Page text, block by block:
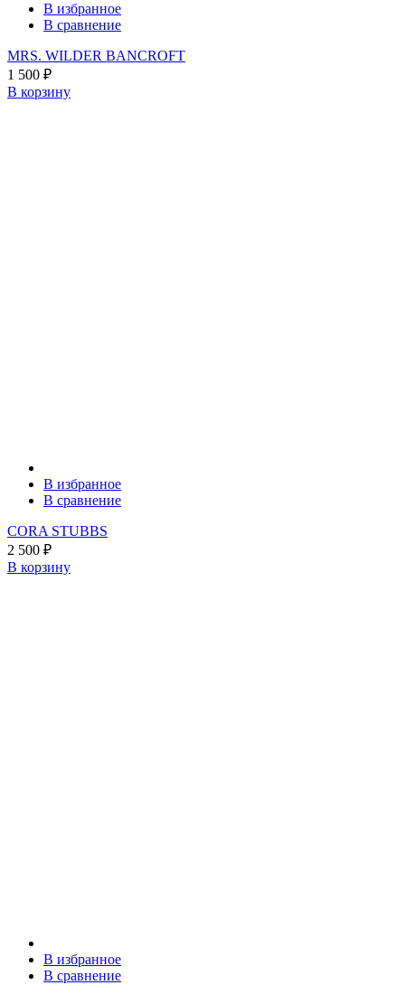
В избранное
В сравнение
MRS. WILDER BANCROFT
1 500 ₽
В корзину
В избранное
В сравнение
CORA STUBBS
2 500 ₽
В корзину
В избранное
В сравнение